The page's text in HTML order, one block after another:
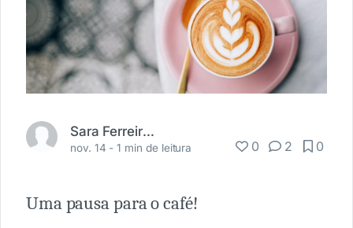
Sara Ferreira Destro
nov. 14 -1 min de leitura 0 2 0
Uma pausa para o café!